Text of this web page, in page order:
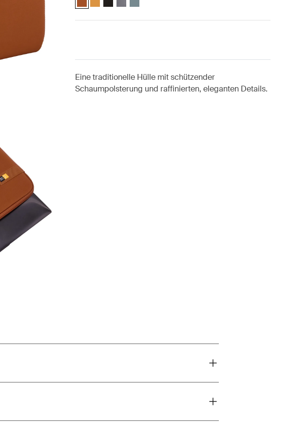
Eine traditionelle Hülle mit schützender
Schaumpolsterung und raffinierten, eleganten Details.